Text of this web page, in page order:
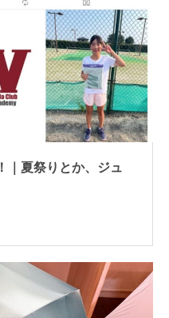
｜夏祭りとか、ジュ